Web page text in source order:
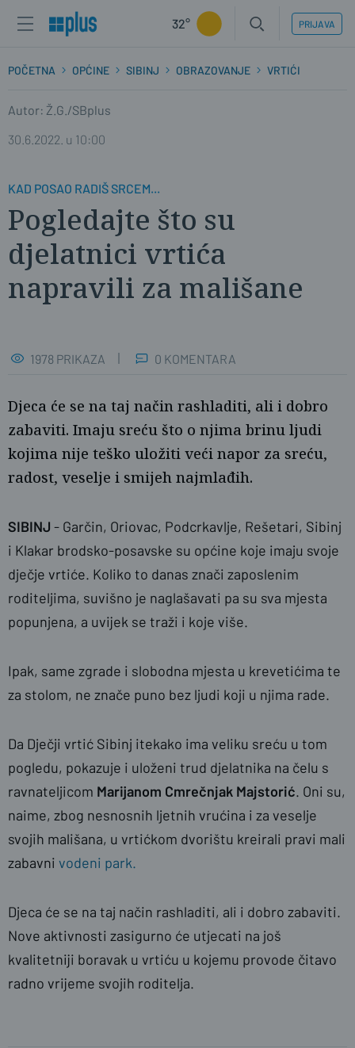
32° PRIJAVA
POČETNA OPĆINE SIBINJ OBRAZOVANJE VRTIĆI
Autor: Ž.G./SBplus
30.6.2022. u 10:00
KAD POSAO RADIŠ SRCEM...
Pogledajte što su
djelatnici vrtića
napravili za mališane
naslovnica Ž.G./SBplus
1978 PRIKAZA 0 KOMENTARA
Djeca će se na taj način rashladiti, ali i dobro
zabaviti. Imaju sreću što o njima brinu ljudi
kojima nije teško uložiti veći napor za sreću,
radost, veselje i smijeh najmlađih.
SIBINJ - Garčin, Oriovac, Podcrkavlje, Rešetari, Sibinj
i Klakar brodsko-posavske su općine koje imaju svoje
dječje vrtiće. Koliko to danas znači zaposlenim
roditeljima, suvišno je naglašavati pa su sva mjesta
popunjena, a uvijek se traži i koje više.
Ipak, same zgrade i slobodna mjesta u krevetićima te
za stolom, ne znače puno bez ljudi koji u njima rade.
Da Dječji vrtić Sibinj itekako ima veliku sreću u tom
pogledu, pokazuje i uloženi trud djelatnika na čelu s
ravnateljicom Marijanom Cmrečnjak Majstorić. Oni su,
naime, zbog nesnosnih ljetnih vrućina i za veselje
svojih mališana, u vrtićkom dvorištu kreirali pravi mali
zabavni vodeni park.
Djeca će se na taj način rashladiti, ali i dobro zabaviti.
Nove aktivnosti zasigurno će utjecati na još
kvalitetniji boravak u vrtiću u kojemu provode čitavo
radno vrijeme svojih roditelja.